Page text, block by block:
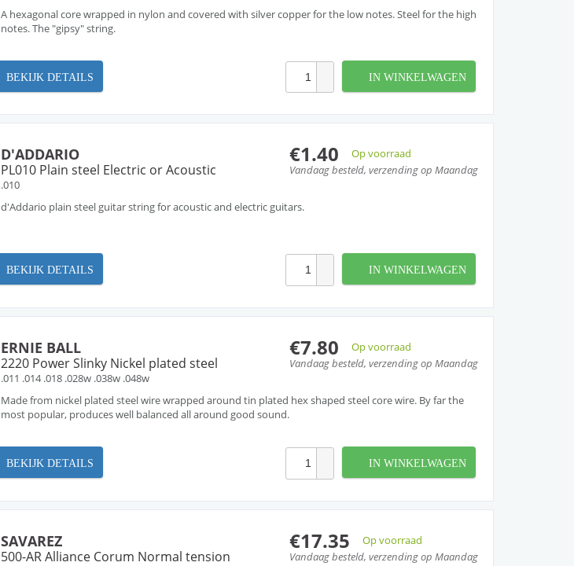
A hexagonal core wrapped in nylon and covered with silver copper for the low notes. Steel for the high
notes. The "gipsy" string.
BEKIJK DETAILS IN WINKELWAGEN
€1.40
Op voorraad
Vandaag besteld, verzending op Maandag
D'ADDARIO
PL010 Plain steel Electric or Acoustic
.010
d'Addario plain steel guitar string for acoustic and electric guitars.
BEKIJK DETAILS IN WINKELWAGEN
€7.80
Op voorraad
Vandaag besteld, verzending op Maandag
ERNIE BALL
2220 Power Slinky Nickel plated steel
.011 .014 .018 .028w .038w .048w
Made from nickel plated steel wire wrapped around tin plated hex shaped steel core wire. By far the
most popular, produces well balanced all around good sound.
BEKIJK DETAILS IN WINKELWAGEN
€17.35
Op voorraad
Vandaag besteld, verzending op Maandag
SAVAREZ
500-AR Alliance Corum Normal tension